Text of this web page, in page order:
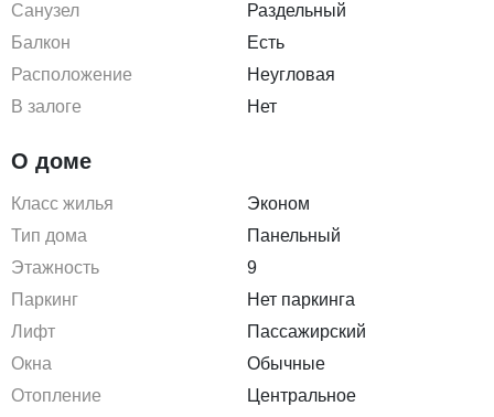
Санузел
Раздельный
Балкон
Есть
Расположение
Неугловая
В залоге
Нет
О доме
Класс жилья
Эконом
Тип дома
Панельный
Этажность
9
Паркинг
Нет паркинга
Лифт
Пассажирский
Окна
Обычные
Отопление
Центральное